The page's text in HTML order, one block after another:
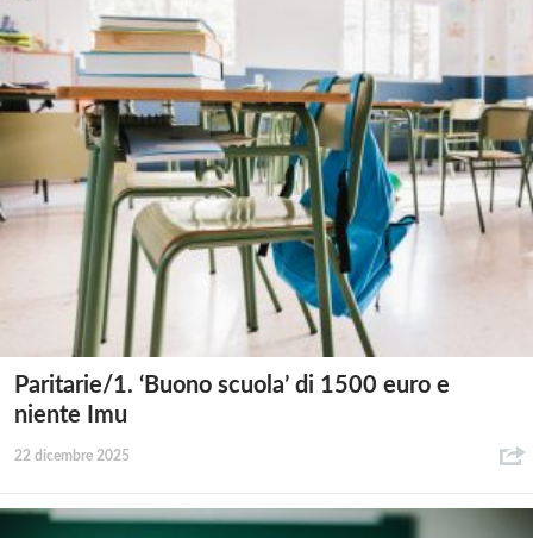
Paritarie/1. ‘Buono scuola’ di 1500 euro e
niente Imu
22 dicembre 2025